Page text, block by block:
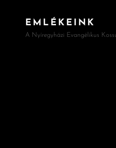
EMLÉKEINK
A Nyíregyházi Evangélikus